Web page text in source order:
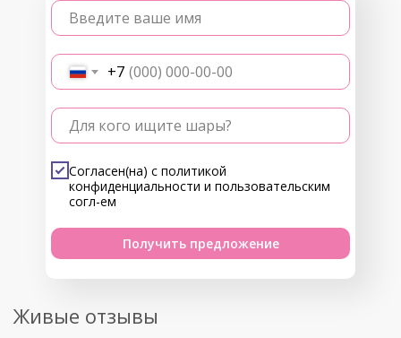
Введите ваше имя
+7
Для кого ищите шары?
Согласен(на) с политикой
конфиденциальности и пользовательским
согл-ем
Получить предложение
Живые отзывы